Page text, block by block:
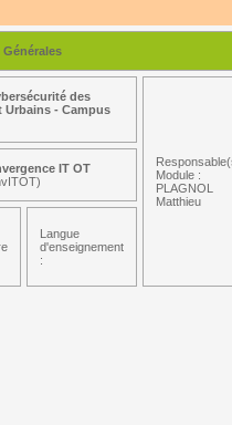
des
Urbains - Campus
Module :
PLAGNOL
Matthieu
IT OT
Langue
d'enseignement
: